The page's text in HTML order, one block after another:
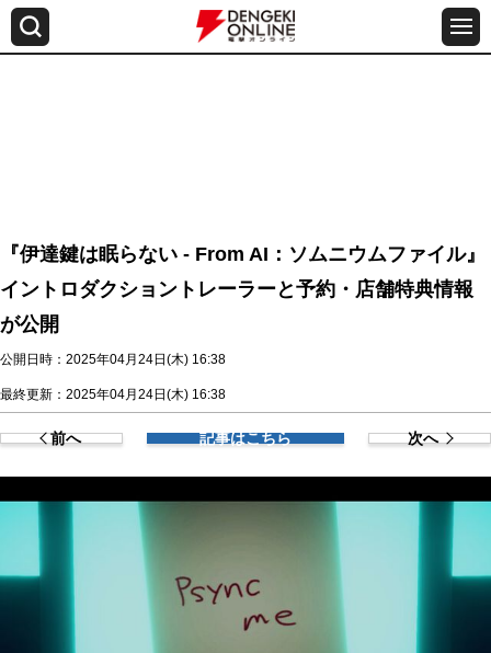
『伊達鍵は眠らない - From AI：ソムニウムファイル』
イントロダクショントレーラーと予約・店舗特典情報
が公開
公開日時：2025年04月24日(木) 16:38
最終更新：2025年04月24日(木) 16:38
前へ 記事はこちら 次へ